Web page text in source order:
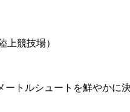
上競技場）
トルシュートを鮮やかに